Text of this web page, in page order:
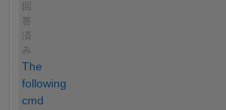
回
答
済
み
The
following
cmd